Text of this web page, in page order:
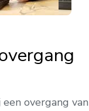
overgang van